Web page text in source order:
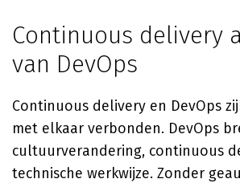
Continuous delivery
van DevOps
Continuous delivery en DevOps
met elkaar verbonden. DevOps
cultuurverandering, continuous
technische werkwijze. Zonder